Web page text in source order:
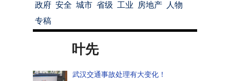
政府 安全 城市 省级 工业 房地产
人物
专稿
叶先
武汉交通事故处理有大变化！